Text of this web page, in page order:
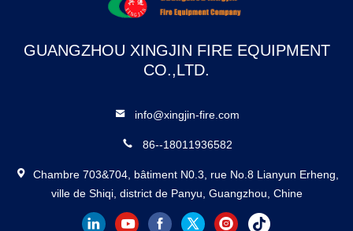
GUANGZHOU XINGJIN FIRE EQUIPMENT
CO.,LTD.
info@xingjin-fire.com
86--18011936582
Chambre 703&704, bâtiment N0.3, rue No.8 Lianyun Erheng,
ville de Shiqi, district de Panyu, Guangzhou, Chine